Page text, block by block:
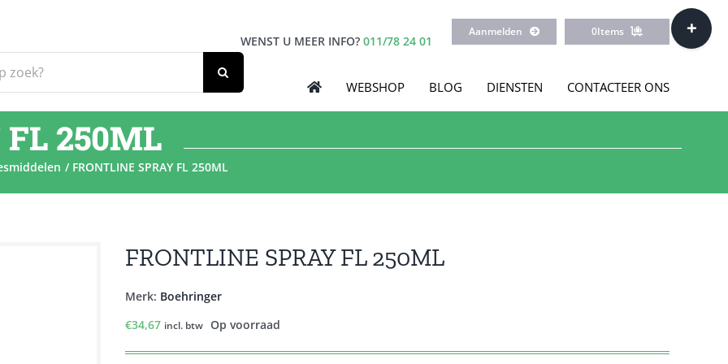
WENST U MEER INFO? 011/78 24 01
Aanmelden 0Items
WEBSHOP BLOG DIENSTEN CONTACTEER ONS
FL 250ML
FRONTLINE SPRAY FL 250ML
FRONTLINE SPRAY FL 250ML
Merk: Boehringer
€34,67 incl. btw Op voorraad
Toggle
Sliding